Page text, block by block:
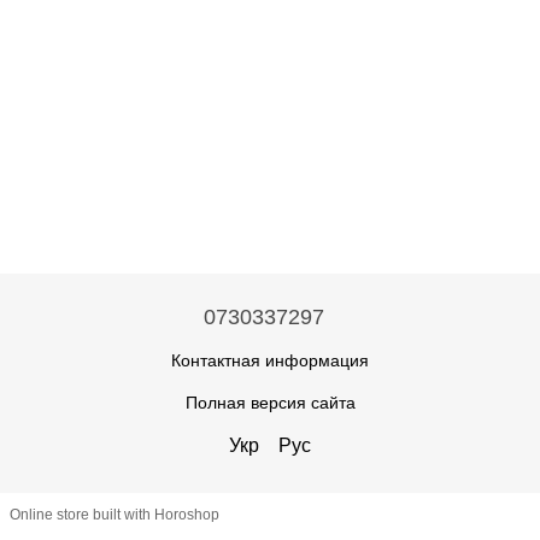
0730337297
Контактная информация
Полная версия сайта
Укр Рус
Online store built with Horoshop